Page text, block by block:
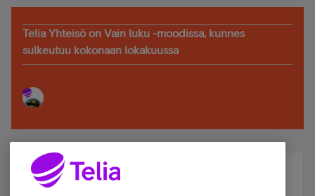
Telia Yhteisö on Vain luku -moodissa, kunnes
sulkeutuu kokonaan lokakuussa
Älä jää paitsi – osallistu ja voita!